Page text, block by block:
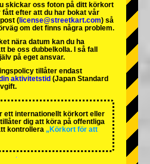
skickar oss foton på ditt körkort
fått efter att du har bokat vår
( license@streetkart.com) så
om det finns några problem.
nära datum kan du ha
be oss dubbelkolla. I så fall
på eget ansvar.
tillåter endast
aktivitetstid (Japan Standard
ett internationellt körkort eller
dig att köra på offentliga
kontrollera „Körkort för att